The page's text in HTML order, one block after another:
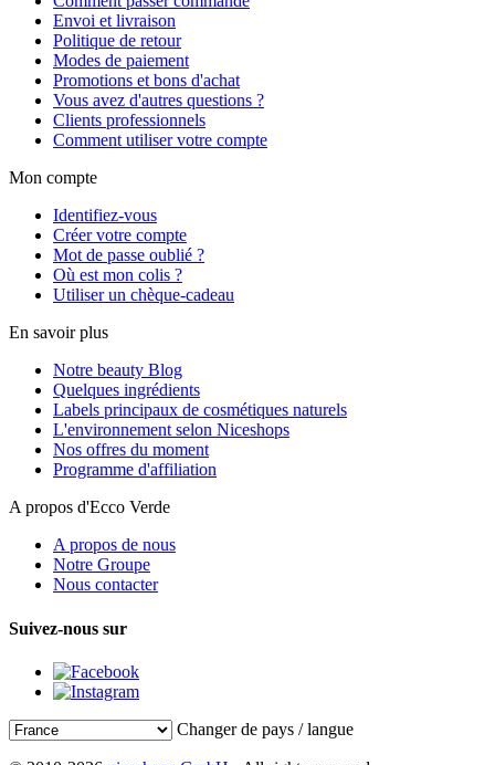
Envoi et livraison
Politique de retour
Modes de paiement
Promotions et bons d'achat
Vous avez d'autres questions ?
Clients professionnels
Comment utiliser votre compte
Mon compte
Identifiez-vous
Créer votre compte
Mot de passe oublié ?
Où est mon colis ?
Utiliser un chèque-cadeau
En savoir plus
Notre beauty Blog
Quelques ingrédients
Labels principaux de cosmétiques naturels
L'environnement selon Niceshops
Nos offres du moment
Programme d'affiliation
A propos d'Ecco Verde
A propos de nous
Notre Groupe
Nous contacter
Suivez-nous sur
Changer de pays / langue